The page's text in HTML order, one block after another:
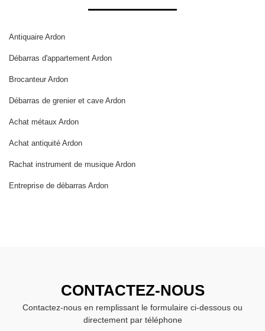
Antiquaire Ardon
Débarras d'appartement Ardon
Brocanteur Ardon
Débarras de grenier et cave Ardon
Achat métaux Ardon
Achat antiquité Ardon
Rachat instrument de musique Ardon
Entreprise de débarras Ardon
CONTACTEZ-NOUS
Contactez-nous en remplissant le formulaire ci-dessous ou
directement par téléphone